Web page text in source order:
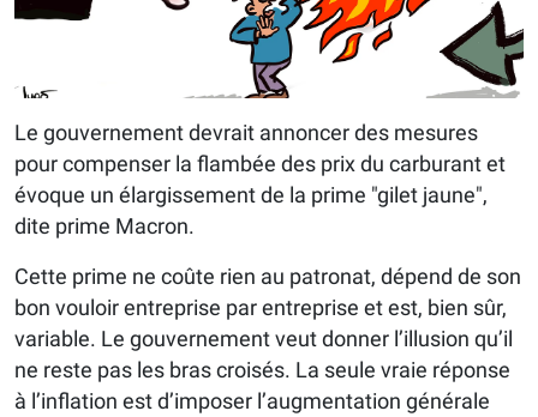
Le gouvernement devrait annoncer des mesures
pour compenser la flambée des prix du carburant et
évoque un élargissement de la prime "gilet jaune",
dite prime Macron.
Cette prime ne coûte rien au patronat, dépend de son
bon vouloir entreprise par entreprise et est, bien sûr,
variable. Le gouvernement veut donner l’illusion qu’il
ne reste pas les bras croisés. La seule vraie réponse
à l’inflation est d’imposer l’augmentation générale